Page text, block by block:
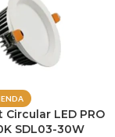
LED PRO
SDL03-30W